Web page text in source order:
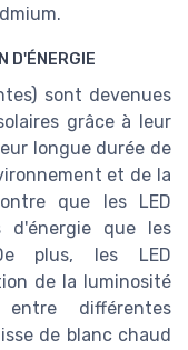
D'ÉNERGIE
sont devenues
grâce à leur
longue durée de
et de la
que les LED
d'énergie que les
plus, les LED
de la luminosité
différentes
de blanc chaud